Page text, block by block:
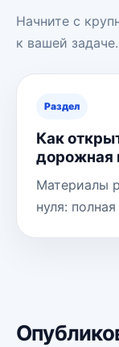
Начните с
к вашей задаче.
Раздел
Как
дорожная
Материалы
нуля: